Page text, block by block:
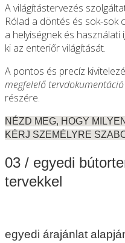
A világítástervezés
Rólad a döntés és sok-sok
a helyiségnek és használati
ki az enteriőr világítását.
A pontos és precíz
megfelelő
részére.
NÉZD MEG, HOGY
KÉRJ SZEMÉLYRE
03 / egyedi
tervekkel
egyedi árajánlat